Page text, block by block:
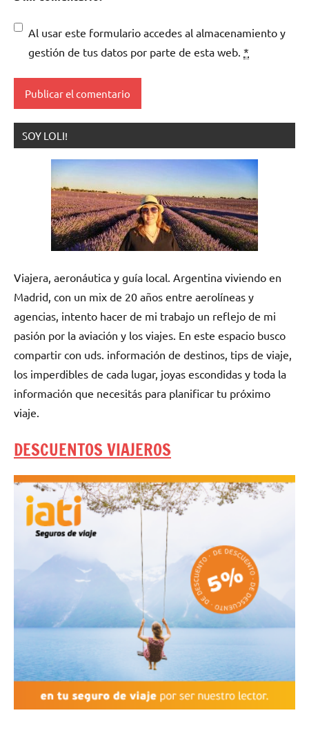
Al usar este formulario accedes al almacenamiento y
gestión de tus datos por parte de esta web. *
SOY LOLI!
Viajera, aeronáutica y guía local. Argentina viviendo en
Madrid, con un mix de 20 años entre aerolíneas y
agencias, intento hacer de mi trabajo un reflejo de mi
pasión por la aviación y los viajes. En este espacio busco
compartir con uds. información de destinos, tips de viaje,
los imperdibles de cada lugar, joyas escondidas y toda la
información que necesitás para planificar tu próximo
viaje.
DESCUENTOS VIAJEROS